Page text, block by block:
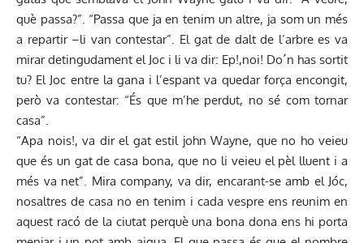
què passa?”. “Passa que ja en tenim un altre, ja som un més
a repartir –li van contestar”. El gat de dalt de l’arbre es va
mirar detingudament el Joc i li va dir: Ep!,noi! Do´n has sortit
tu? El Joc entre la gana i l’espant va quedar força encongit,
però va contestar: “És que m’he perdut, no sé com tornar
casa”.
“Apa nois!, va dir el gat estil john Wayne, que no ho veieu
que és un gat de casa bona, que no li veieu el pèl lluent i a
més va net”. Mira company, va dir, encarant-se amb el Jóc,
nosaltres de casa no en tenim i cada vespre ens reunim en
aquest racó de la ciutat perquè una bona dona ens hi porta